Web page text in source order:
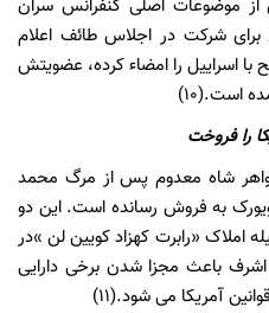
موضوعات اصلی کنفرانس سران
شرکت در اجلاس طائف اعلام
اسراییل را امضاء کرده، عضویتش
است.(10)
را فروخت
شاه معدوم پس از مرگ محمد
به فروش رسانده است. این دو
و به وسیله املاک «رابرت کهزاد کویین لن »در
باعث مجزا شدن برخی دارایی
آمریکا می شود.(11)